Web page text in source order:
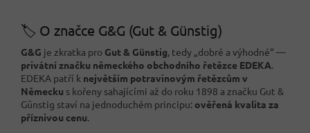
🏷️ O značce G&G (Gut & Günstig)
G&G je zkratka pro Gut & Günstig, tedy „dobré a výhodné“ —
privátní značku německého obchodního řetězce EDEKA.
EDEKA patří k největším potravinovým řetězcům v
Německu s kořeny sahajícími až do roku 1898 a značku Gut &
Günstig staví na jednoduchém principu: ověřená kvalita za
příznivou cenu.